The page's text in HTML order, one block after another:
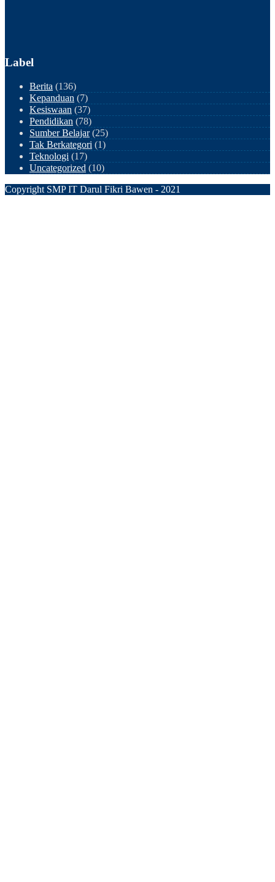
Label
Berita (136)
Kepanduan (7)
Kesiswaan (37)
Pendidikan (78)
Sumber Belajar(25)
Tak Berkategori (1)
Teknologi (17)
Uncategorized (10)
Copyright SMP IT Darul Fikri Bawen - 2021